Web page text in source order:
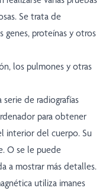
Se trata de
genes, proteínas y otros
los pulmones y otras
serie de radiografías
para obtener
interior del cuerpo. Su
O se le puede
a mostrar más detalles.
utiliza imanes